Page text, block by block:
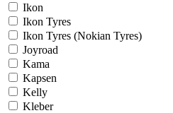
Ikon
Ikon Tyres
Ikon Tyres (Nokian Tyres)
Joyroad
Kama
Kapsen
Kelly
Kleber